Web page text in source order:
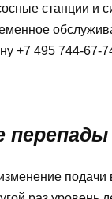
станции и
+7 495 744-